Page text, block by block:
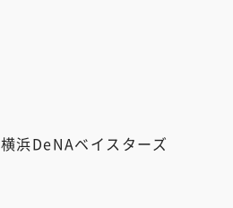
横浜DeNAベイスターズ